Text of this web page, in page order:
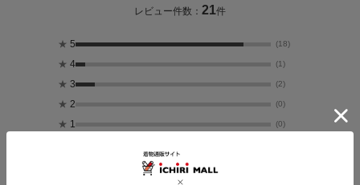
レビュー件数： 21件
★ 5 (18)
★ 4 (1)
★ 3 (2)
★ 2 (0)
★ 1 (0)
サイズ感